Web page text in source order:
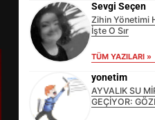
Sevgi Seçen
Zihin Yönetimi
İşte O Sır
TÜM YAZILARI »
yonetim
AYVALIK SU
GEÇİYOR: